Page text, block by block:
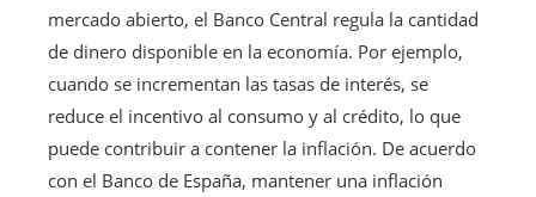
mercado abierto, el Banco Central regula la cantidad
de dinero disponible en la economía. Por ejemplo,
cuando se incrementan las tasas de interés, se
reduce el incentivo al consumo y al crédito, lo que
puede contribuir a contener la inflación. De acuerdo
con el Banco de España, mantener una inflación